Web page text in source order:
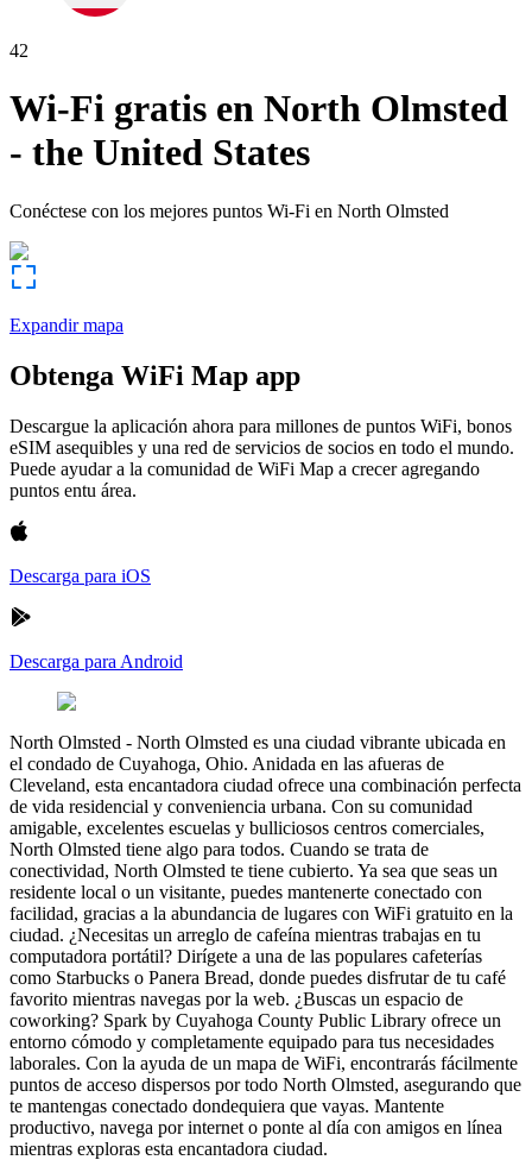
42
Wi-Fi gratis en North Olmsted
- the United States
Conéctese con los mejores puntos Wi-Fi en North Olmsted
Expandir mapa
Obtenga WiFi Map app
Descargue la aplicación ahora para millones de puntos WiFi, bonos
eSIM asequibles y una red de servicios de socios en todo el mundo.
Puede ayudar a la comunidad de WiFi Map a crecer agregando
puntos entu área.
Descarga para iOS
Descarga para Android
North Olmsted - North Olmsted es una ciudad vibrante ubicada en
el condado de Cuyahoga, Ohio. Anidada en las afueras de
Cleveland, esta encantadora ciudad ofrece una combinación perfecta
de vida residencial y conveniencia urbana. Con su comunidad
amigable, excelentes escuelas y bulliciosos centros comerciales,
North Olmsted tiene algo para todos. Cuando se trata de
conectividad, North Olmsted te tiene cubierto. Ya sea que seas un
residente local o un visitante, puedes mantenerte conectado con
facilidad, gracias a la abundancia de lugares con WiFi gratuito en la
ciudad. ¿Necesitas un arreglo de cafeína mientras trabajas en tu
computadora portátil? Dirígete a una de las populares cafeterías
como Starbucks o Panera Bread, donde puedes disfrutar de tu café
favorito mientras navegas por la web. ¿Buscas un espacio de
coworking? Spark by Cuyahoga County Public Library ofrece un
entorno cómodo y completamente equipado para tus necesidades
laborales. Con la ayuda de un mapa de WiFi, encontrarás fácilmente
puntos de acceso dispersos por todo North Olmsted, asegurando que
te mantengas conectado dondequiera que vayas. Mantente
productivo, navega por internet o ponte al día con amigos en línea
mientras exploras esta encantadora ciudad.